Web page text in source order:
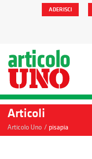
ADERISCI
Articoli
Articolo Uno / pisapia